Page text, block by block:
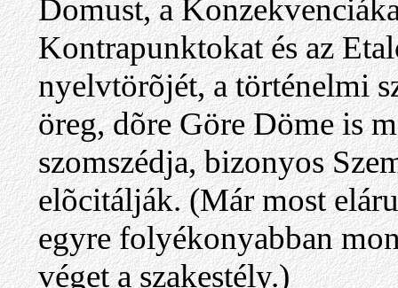
Domust, a
Kontrapunktokat és az
nyelvtörõjét, a történelmi
öreg, dõre Göre Döme is
szomszédja, bizonyos
elõcitálják. (Már most
egyre folyékonyabban
véget a szakestély.)